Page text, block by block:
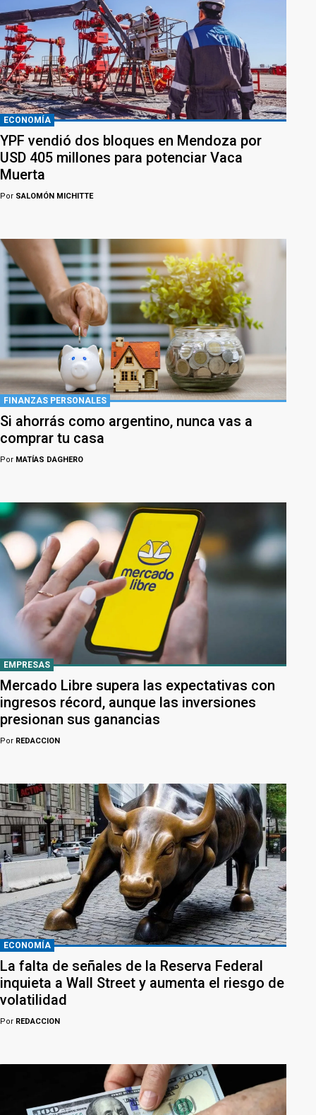
ECONOMÍA
YPF vendió dos bloques en Mendoza por
USD 405 millones para potenciar Vaca
Muerta
Por SALOMÓN MICHITTE
FINANZAS PERSONALES
Si ahorrás como argentino, nunca vas a
comprar tu casa
Por MATÍAS DAGHERO
EMPRESAS
Mercado Libre supera las expectativas con
ingresos récord, aunque las inversiones
presionan sus ganancias
Por REDACCION
ECONOMÍA
La falta de señales de la Reserva Federal
inquieta a Wall Street y aumenta el riesgo de
volatilidad
Por REDACCION